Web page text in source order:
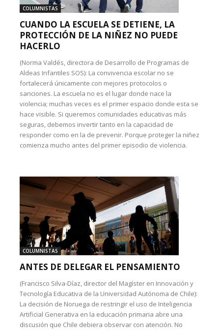
COLUMNISTAS
CUANDO LA ESCUELA SE DETIENE, LA
PROTECCIÓN DE LA NIÑEZ NO PUEDE
HACERLO
(Norma Valdés, directora de Desarrollo de Programas de
Aldeas Infantiles SOS): La convivencia escolar no se
fortalecerá únicamente con mejores protocolos o
sanciones. La escuela no es el lugar donde nace la
violencia; muchas veces es el primer espacio donde esta se
hace visible. Si queremos comunidades educativas más
seguras, debemos invertir tanto en la capacidad de
responder como en la de prevenir. Porque proteger la niñez
comienza mucho antes del primer episodio de violencia.
COLUMNISTAS
ANTES DE DELEGAR EL PENSAMIENTO
(Francisco Silva-Díaz, director del Magíster en Innovación y
Tecnología Educativa de la Universidad Autónoma de Chile):
La decisión de Noruega de restringir el uso de Inteligencia
Artificial Generativa en la educación primaria abre una
discusión que Chile debiera observar con atención. No